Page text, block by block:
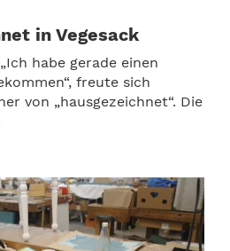
in Vegesack
habe gerade einen
freute sich
von „hausgezeichnet“. Die